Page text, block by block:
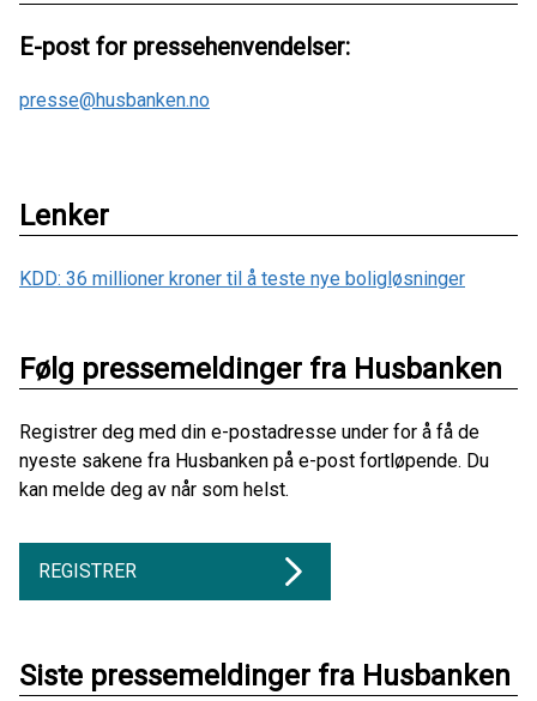
E-post for pressehenvendelser:
presse@husbanken.no
Lenker
KDD: 36 millioner kroner til å teste nye boligløsninger
Følg pressemeldinger fra Husbanken
Registrer deg med din e-postadresse under for å få de
nyeste sakene fra Husbanken på e-post fortløpende. Du
kan melde deg av når som helst.
REGISTRER
Siste pressemeldinger fra Husbanken